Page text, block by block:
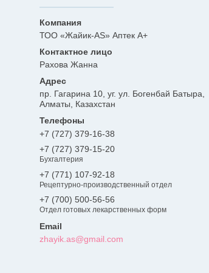
ТОО «Жайик-AS» Аптек А+
Рахова Жанна
пр. Гагарина 10, уг. ул. Богенбай Батыра,
Алматы, Казахстан
+7 (727) 379-16-38
+7 (727) 379-15-20
Бухгалтерия
+7 (771) 107-92-18
Рецептурно-производственный отдел
+7 (700) 500-56-56
Отдел готовых лекарственных форм
zhayik.as@gmail.com